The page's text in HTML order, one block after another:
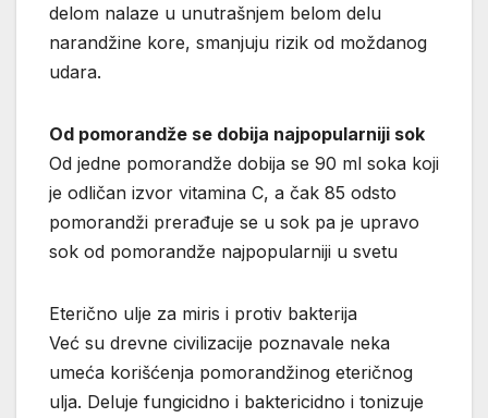
delom nalaze u unutrašnjem belom delu
narandžine kore, smanjuju rizik od moždanog
udara.
Od pomorandže se dobija najpopularniji sok
Od jedne pomorandže dobija se 90 ml soka koji
je odličan izvor vitamina C, a čak 85 odsto
pomorandži prerađuje se u sok pa je upravo
sok od pomorandže najpopularniji u svetu
Eterično ulje za miris i protiv bakterija
Već su drevne civilizacije poznavale neka
umeća korišćenja pomorandžinog eteričnog
ulja. Deluje fungicidno i baktericidno i tonizuje